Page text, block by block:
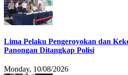
Lima Pelaku Pengeroyokan dan
Panongan Ditangkap Polisi
Monday, 10/08/2026